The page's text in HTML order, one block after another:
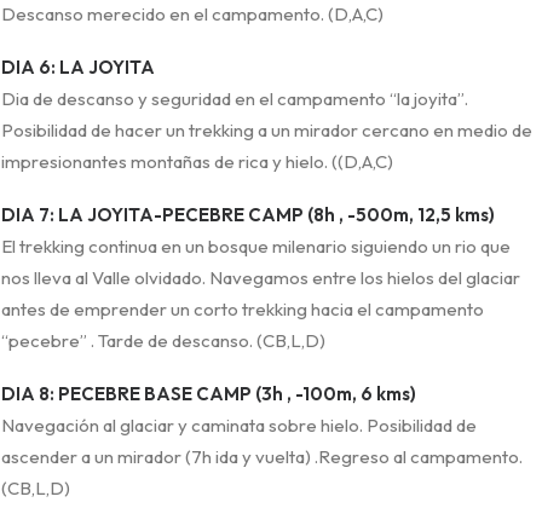
Descanso merecido en el campamento. (D,A,C)
DIA 6: LA JOYITA
Dia de descanso y seguridad en el campamento “la joyita”.
Posibilidad de hacer un trekking a un mirador cercano en medio de
impresionantes montañas de rica y hielo. ((D,A,C)
DIA 7: LA JOYITA-PECEBRE CAMP (8h , -500m, 12,5 kms)
El trekking continua en un bosque milenario siguiendo un rio que
nos lleva al Valle olvidado. Navegamos entre los hielos del glaciar
antes de emprender un corto trekking hacia el campamento
“pecebre” . Tarde de descanso. (CB,L,D)
DIA 8: PECEBRE BASE CAMP (3h , -100m, 6 kms)
Navegación al glaciar y caminata sobre hielo. Posibilidad de
ascender a un mirador (7h ida y vuelta) .Regreso al campamento.
(CB,L,D)